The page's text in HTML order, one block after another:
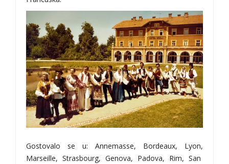
Gostovalo se u: Annemasse, Bordeaux, Lyon,
Marseille, Strasbourg, Genova, Padova, Rim, San